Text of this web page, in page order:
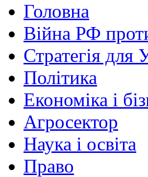
Головна
Війна РФ
Стратегія для
Політика
Економіка і
Агросектор
Наука і освіта
Право